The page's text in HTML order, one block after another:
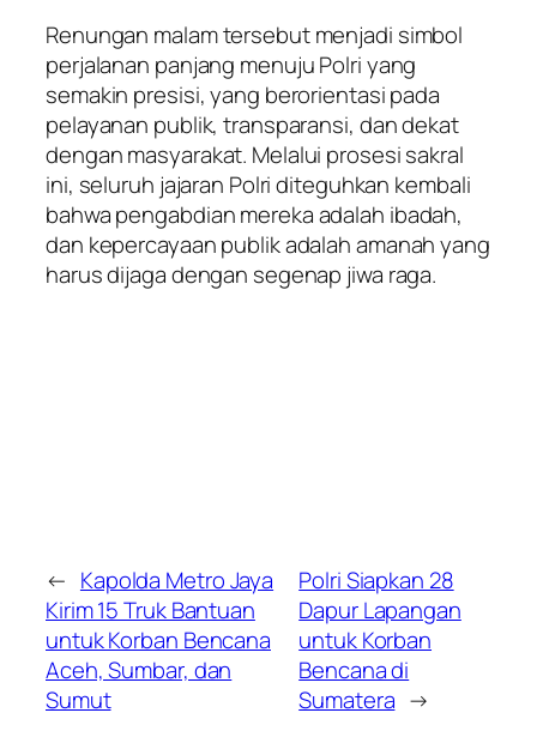
Renungan malam tersebut menjadi simbol
perjalanan panjang menuju Polri yang
semakin presisi, yang berorientasi pada
pelayanan publik, transparansi, dan dekat
dengan masyarakat. Melalui prosesi sakral
ini, seluruh jajaran Polri diteguhkan kembali
bahwa pengabdian mereka adalah ibadah,
dan kepercayaan publik adalah amanah yang
harus dijaga dengan segenap jiwa raga.
← Kapolda Metro Jaya
Kirim 15 Truk Bantuan
untuk Korban Bencana
Aceh, Sumbar, dan
Sumut
Polri Siapkan 28
Dapur Lapangan
untuk Korban
Bencana di
Sumatera →